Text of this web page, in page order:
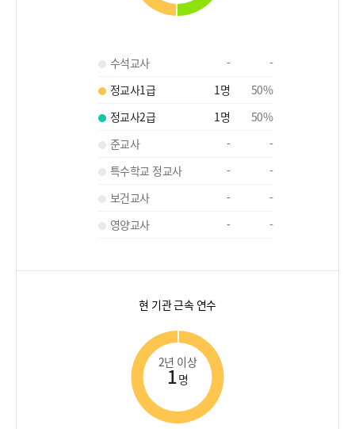
수석교사 -
-
정교사1급
1명 50%
정교사2급
1명 50%
준교사
-
-
특수학교 정교사
-
-
보건교사
-
-
영양교사
- -
현 기관 근속 연수
2년 이상
1명